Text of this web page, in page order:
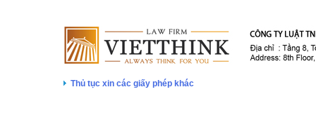
Thủ tục xin các giấy phép khác